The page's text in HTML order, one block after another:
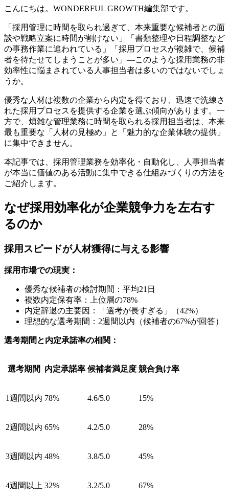
こんにちは。WONDERFUL GROWTH編集部です。
「採用管理に時間を取られ過ぎて、本来重要な候補者との面
談や戦略立案に時間が割けない」「書類整理や日程調整など
の事務作業に追われている」「採用プロセスが複雑で、候補
者を待たせてしまうことが多い」—このような採用業務の非
効率性に悩まされている人事担当者は多いのではないでしょ
うか。
優秀な人材は複数の企業から内定を得ており、迅速で洗練さ
れた採用プロセスを提供する企業を選ぶ傾向があります。一
方で、煩雑な管理業務に時間を取られる採用担当者は、本来
最も重要な「人材の見極め」と「魅力的な企業体験の提供」
に集中できません。
本記事では、採用管理業務を効率化・自動化し、人事担当者
が本当に価値のある活動に集中できる仕組みづくりの方法を
ご紹介します。
なぜ採用効率化が企業競争力を左右す
るのか
採用スピードが人材獲得に与える影響
採用市場での現実：
優秀な候補者の検討期間：平均21日
複数内定保有率：上位層の78%
内定辞退の主要因：「選考が長すぎる」（42%）
理想的な選考期間：2週間以内（候補者の67%が回答）
選考期間と内定承諾率の相関：
選考期間 内定承諾率 候補者満足度 競合負け率
1週間以内 78% 4.6/5.0 15%
2週間以内 65% 4.2/5.0 28%
3週間以内 48% 3.8/5.0 45%
4週間以上 32% 3.2/5.0 67%